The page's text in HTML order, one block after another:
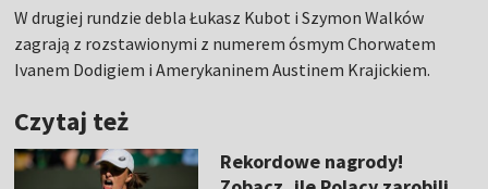
W drugiej rundzie debla Łukasz Kubot i Szymon Walków
zagrają z rozstawionymi z numerem ósmym Chorwatem
Ivanem Dodigiem i Amerykaninem Austinem Krajickiem.
Czytaj też
Rekordowe nagrody!